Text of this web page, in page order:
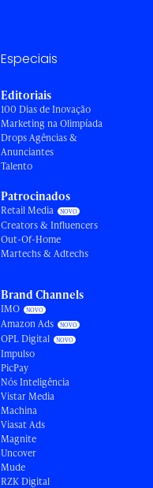
Especiais
Editoriais
100 Dias de Inovação
Marketing na Olimpíada
Drops Agências &
Anunciantes
Talento
Patrocinados
Retail Media
Creators & Influencers
Out-Of-Home
Martechs & Adtechs
Brand Channels
IMO
Amazon Ads
OPL Digital
Impulso
PicPay
Nós Inteligência
Vistar Media
Machina
Viasat Ads
Magnite
Uncover
Mude
RZK Digital